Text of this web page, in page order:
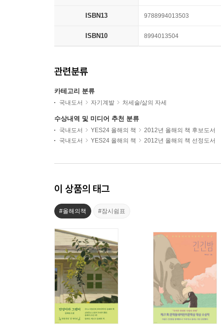
ISBN13 9788994013503
ISBN10 8994013504
관련분류
카테고리 분류
국내도서 자기계발 처세술/삶의 자세
수상내역 및 미디어 추천 분류
국내도서 YES24 올해의 책
2012년 올해의 책 후보도서
국내도서
YES24 올해의 책 2012년 올해의 책 선정도서
이 상품의 태그
#올해의책 #잠시쉼표